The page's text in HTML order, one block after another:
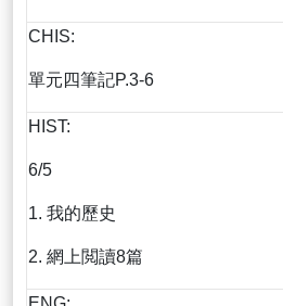
CHIS:
單元四筆記P.3-6
HIST:
6/5
1. 我的歷史
2. 網上閲讀8篇